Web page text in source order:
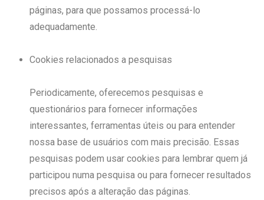
páginas, para que possamos processá-lo
adequadamente.
Cookies relacionados a pesquisas
Periodicamente, oferecemos pesquisas e
questionários para fornecer informações
interessantes, ferramentas úteis ou para entender
nossa base de usuários com mais precisão. Essas
pesquisas podem usar cookies para lembrar quem já
participou numa pesquisa ou para fornecer resultados
precisos após a alteração das páginas.